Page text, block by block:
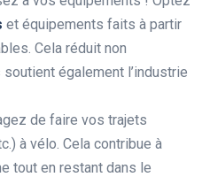
et équipements faits à partir
Cela réduit non
également l’industrie
de faire vos trajets
à vélo. Cela contribue à
tout en restant dans le